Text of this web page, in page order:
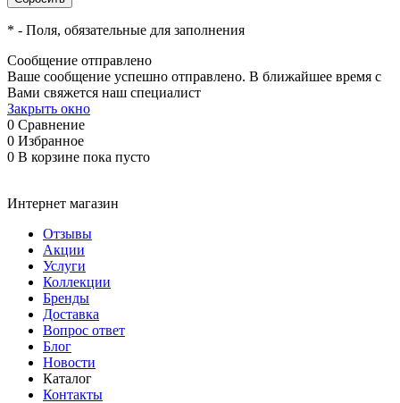
* - Поля, обязательные для заполнения
Сообщение отправлено
Ваше сообщение успешно отправлено. В ближайшее время с
Вами свяжется наш специалист
Закрыть окно
0 Сравнение
0 Избранное
0 В корзине пока пусто
Интернет магазин
Отзывы
Акции
Услуги
Коллекции
Бренды
Доставка
Вопрос ответ
Блог
Новости
Каталог
Контакты